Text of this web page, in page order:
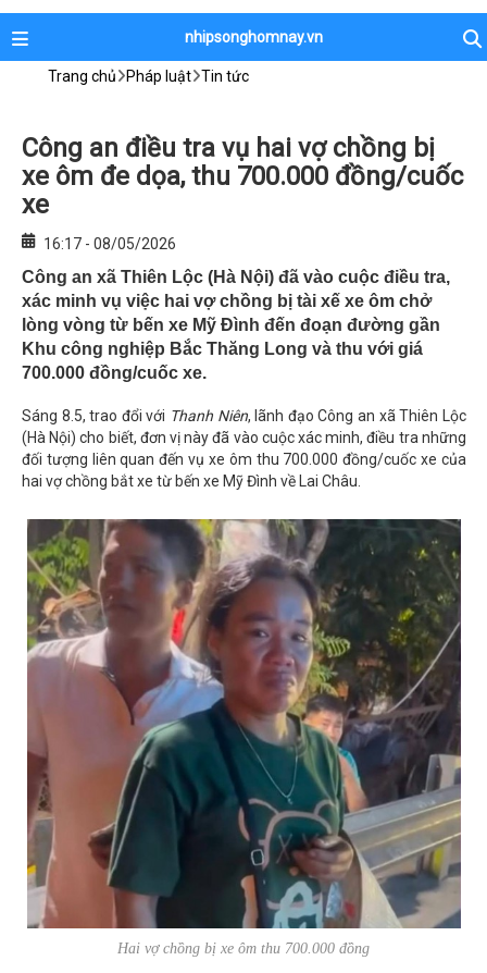
nhipsonghomnay.vn
Trang chủ Pháp luật Tin tức
Công an điều tra vụ hai vợ chồng bị
xe ôm đe dọa, thu 700.000 đồng/cuốc
xe
16:17 - 08/05/2026
Công an xã Thiên Lộc (Hà Nội) đã vào cuộc điều tra,
xác minh vụ việc hai vợ chồng bị tài xế xe ôm chở
lòng vòng từ bến xe Mỹ Đình đến đoạn đường gần
Khu công nghiệp Bắc Thăng Long và thu với giá
700.000 đồng/cuốc xe.
Sáng 8.5, trao đổi với Thanh Niên, lãnh đạo Công an xã Thiên Lộc
(Hà Nội) cho biết, đơn vị này đã vào cuộc xác minh, điều tra những
đối tượng liên quan đến vụ xe ôm thu 700.000 đồng/cuốc xe của
hai vợ chồng bắt xe từ bến xe Mỹ Đình về Lai Châu.
Hai vợ chồng bị xe ôm thu 700.000 đồng